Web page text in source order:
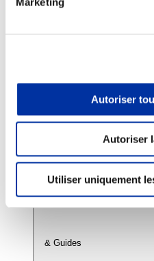
Autoriser
Autoriser
Utiliser uniquement
Viandes et
Juste rémunération
Sources
& Guides